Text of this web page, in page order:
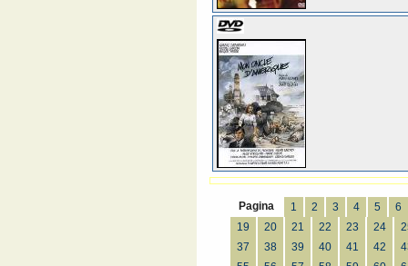
Pagina 1 2 3 4 5
6
19
20 21 22 23 24
37
38 39 40 41 42